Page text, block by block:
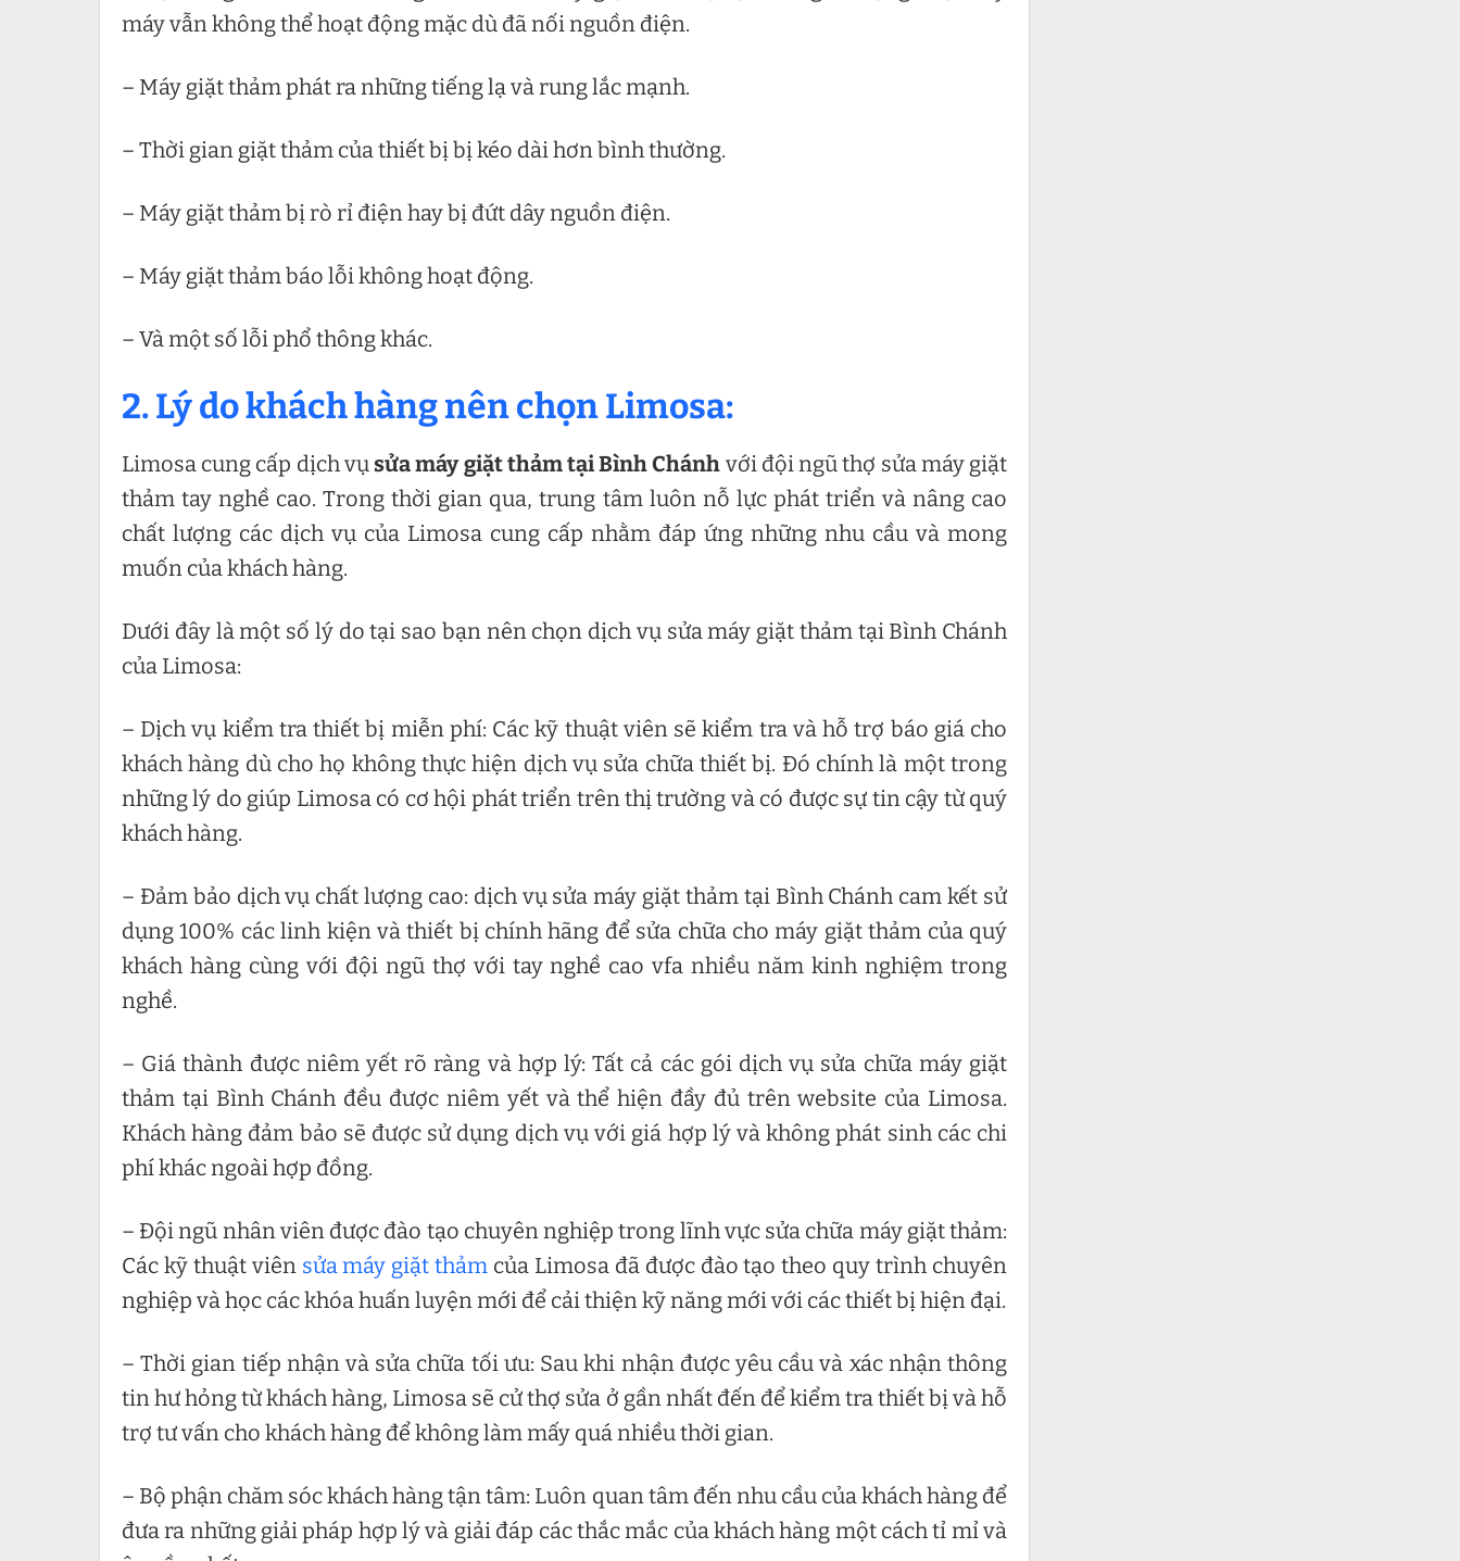
máy vẫn không thể hoạt động mặc dù đã nối nguồn điện.
– Máy giặt thảm phát ra những tiếng lạ và rung lắc mạnh.
– Thời gian giặt thảm của thiết bị bị kéo dài hơn bình thường.
– Máy giặt thảm bị rò rỉ điện hay bị đứt dây nguồn điện.
– Máy giặt thảm báo lỗi không hoạt động.
– Và một số lỗi phổ thông khác.
2. Lý do khách hàng nên chọn Limosa:
Limosa cung cấp dịch vụsửa máy giặt thảm tại Bình Chánh với đội ngũ thợ sửa máy giặt
thảm tay nghề cao. Trong thời gian qua, trung tâm luôn nỗ lực phát triển và nâng cao
chất lượng các dịch vụ của Limosa cung cấp nhằm đáp ứng những nhu cầu và mong
muốn của khách hàng.
Dưới đây là một số lý do tại sao bạn nên chọn dịch vụ sửa máy giặt thảm tại Bình Chánh
của Limosa:
– Dịch vụ kiểm tra thiết bị miễn phí: Các kỹ thuật viên sẽ kiểm tra và hỗ trợ báo giá cho
khách hàng dù cho họ không thực hiện dịch vụ sửa chữa thiết bị. Đó chính là một trong
những lý do giúp Limosa có cơ hội phát triển trên thị trường và có được sự tin cậy từ quý
khách hàng.
– Đảm bảo dịch vụ chất lượng cao: dịch vụ sửa máy giặt thảm tại Bình Chánh cam kết sử
dụng 100% các linh kiện và thiết bị chính hãng để sửa chữa cho máy giặt thảm của quý
khách hàng cùng với đội ngũ thợ với tay nghề cao vfa nhiều năm kinh nghiệm trong
nghề.
– Giá thành được niêm yết rõ ràng và hợp lý: Tất cả các gói dịch vụ sửa chữa máy giặt
thảm tại Bình Chánh đều được niêm yết và thể hiện đầy đủ trên website của Limosa.
Khách hàng đảm bảo sẽ được sử dụng dịch vụ với giá hợp lý và không phát sinh các chi
phí khác ngoài hợp đồng.
– Đội ngũ nhân viên được đào tạo chuyên nghiệp trong lĩnh vực sửa chữa máy giặt thảm:
Các kỹ thuật viên sửa máy giặt thảm của Limosa đã được đào tạo theo quy trình chuyên
nghiệp và học các khóa huấn luyện mới để cải thiện kỹ năng mới với các thiết bị hiện đại.
– Thời gian tiếp nhận và sửa chữa tối ưu: Sau khi nhận được yêu cầu và xác nhận thông
tin hư hỏng từ khách hàng, Limosa sẽ cử thợ sửa ở gần nhất đến để kiểm tra thiết bị và hỗ
trợ tư vấn cho khách hàng để không làm mấy quá nhiều thời gian.
– Bộ phận chăm sóc khách hàng tận tâm: Luôn quan tâm đến nhu cầu của khách hàng để
đưa ra những giải pháp hợp lý và giải đáp các thắc mắc của khách hàng một cách tỉ mỉ và